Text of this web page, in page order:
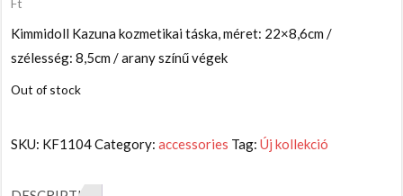
Ft
Kimmidoll Kazuna kozmetikai táska, méret: 22×8,6cm /
szélesség: 8,5cm / arany színű végek
Out of stock
SKU: KF1104Category:accessories Tag:Új kollekció